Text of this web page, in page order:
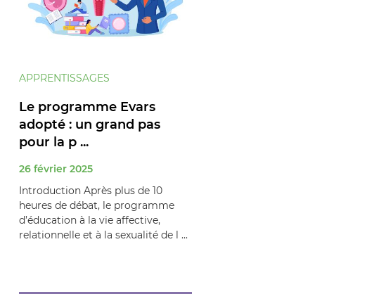
APPRENTISSAGES
Le programme Evars
adopté : un grand pas
pour la p ...
26 février 2025
Introduction Après plus de 10
heures de débat, le programme
d’éducation à la vie affective,
relationnelle et à la sexualité de l ...